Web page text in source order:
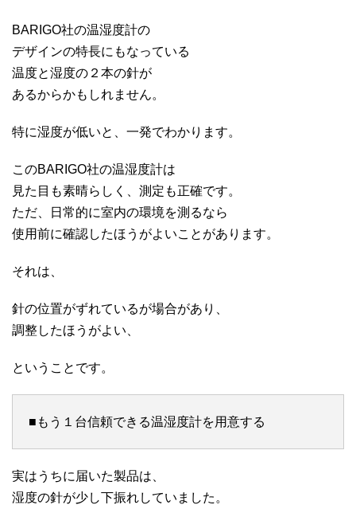
BARIGO社の温湿度計の
デザインの特長にもなっている
温度と湿度の２本の針が
あるからかもしれません。
特に湿度が低いと、一発でわかります。
このBARIGO社の温湿度計は
見た目も素晴らしく、測定も正確です。
ただ、日常的に室内の環境を測るなら
使用前に確認したほうがよいことがあります。
それは、
針の位置がずれているが場合があり、
調整したほうがよい、
ということです。
■もう１台信頼できる温湿度計を用意する
実はうちに届いた製品は、
湿度の針が少し下振れしていました。